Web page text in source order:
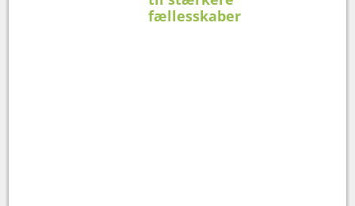
fællesskaber